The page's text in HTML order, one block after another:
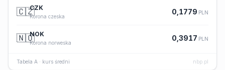
🇨🇿CZK
Korona czeska
0,1779 PLN
🇳🇴NOK
Korona norweska
0,3917 PLN
Tabela A · kurs średni nbp.pl